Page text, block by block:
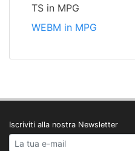
TS in MPG
WEBM in MPG
Iscriviti alla nostra Newsletter
Your email address